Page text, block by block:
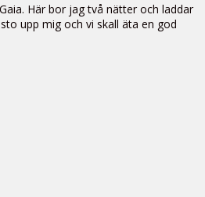
Här bor jag två nätter och laddar
upp mig och vi skall äta en god